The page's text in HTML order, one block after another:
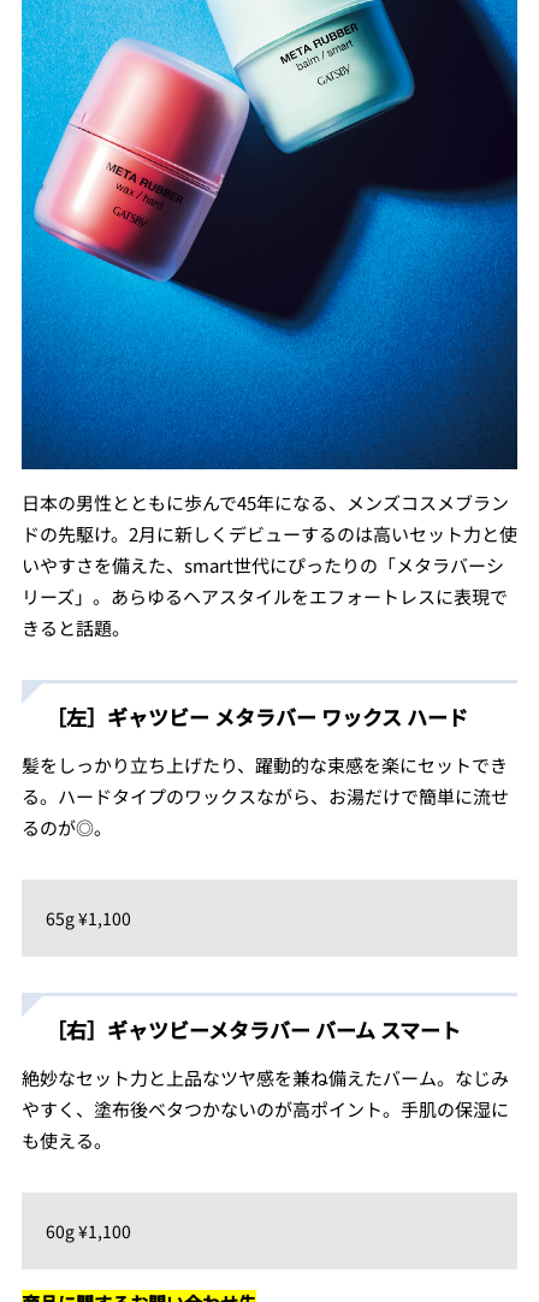
日本の男性とともに歩んで45年になる、メンズコスメブラン
ドの先駆け。2月に新しくデビューするのは高いセット力と使
いやすさを備えた、smart世代にぴったりの「メタラバーシ
リーズ」。あらゆるヘアスタイルをエフォートレスに表現で
きると話題。
［左］ギャツビー メタラバー ワックス ハード
髪をしっかり立ち上げたり、躍動的な束感を楽にセットでき
る。ハードタイプのワックスながら、お湯だけで簡単に流せ
るのが◎。
65g ¥1,100
［右］ギャツビーメタラバー バーム スマート
絶妙なセット力と上品なツヤ感を兼ね備えたバーム。なじみ
やすく、塗布後ベタつかないのが高ポイント。手肌の保湿に
も使える。
60g ¥1,100